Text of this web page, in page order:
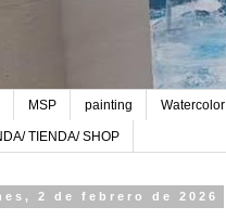
MSP painting Watercolor
TIENDA/ SHOP
2 de febrero de 2026